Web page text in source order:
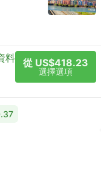
料 從 US$418.23
選擇選項